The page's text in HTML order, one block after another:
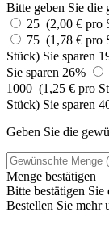
Bitte geben Sie die
25 (2,00 € pro
75 (1,78 € pro
Stück) Sie sparen
Sie sparen 26%
1000 (1,25 € pro
Stück) Sie sparen
Geben Sie die
Menge bestätigen
Bitte bestätigen
Bestellen Sie mehr